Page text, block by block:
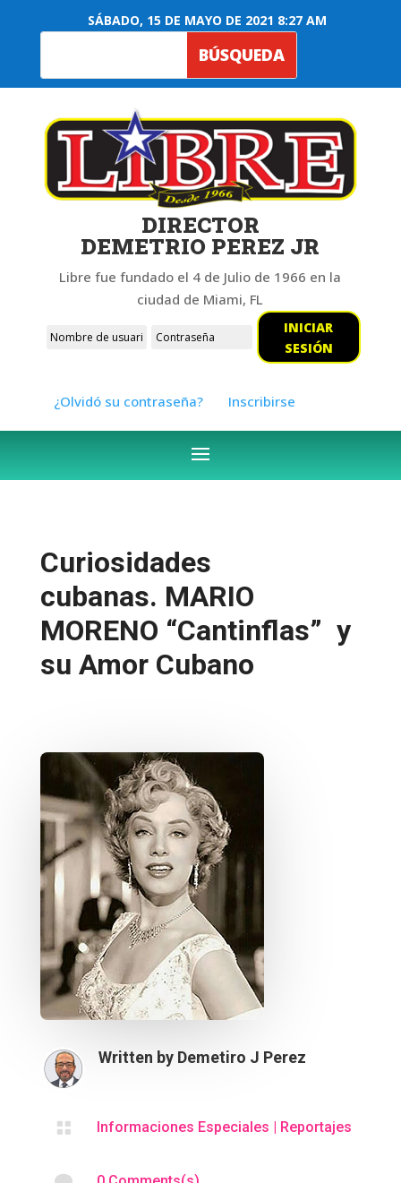
SÁBADO, 15 DE MAYO DE 2021 8:27 AM
DIRECTOR
DEMETRIO PEREZ JR
Libre fue fundado el 4 de Julio de 1966 en la
ciudad de Miami, FL
INICIAR
SESIÓN
¿Olvidó su contraseña? Inscribirse
Curiosidades
cubanas. MARIO
MORENO “Cantinflas” y
su Amor Cubano
Written by Demetiro J Perez
 Informaciones Especiales | Reportajes